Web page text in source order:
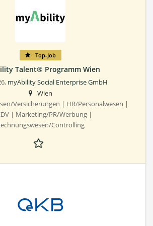
Top-Job
Talent® Programm Wien
myAbility Social Enterprise GmbH
Wien
Versicherungen | HR/Personalwesen |
| Marketing/PR/Werbung |
Controlling